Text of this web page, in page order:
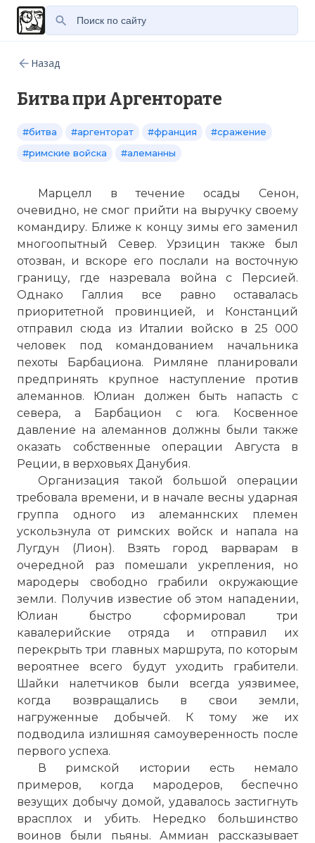
Назад
Битва при Аргенторате
#битва #аргенторат #франция
#сражение
#римские войска
#алеманны
Марцелл в течение осады Сенон,
очевидно, не смог прийти на выручку своему
командиру. Ближе к концу зимы его заменил
многоопытный Север. Урзицин также был
отозван, и вскоре его послали на восточную
границу, где назревала война с Персией.
Однако Галлия все равно оставалась
приоритетной провинцией, и Констанций
отправил сюда из Италии войско в 25 000
человек под командованием начальника
пехоты Барбациона. Римляне планировали
предпринять крупное наступление против
алеманнов. Юлиан должен быть напасть с
севера, а Барбацион с юга. Косвенное
давление на алеманнов должны были также
оказать собственные операции Августа в
Реции, в верховьях Данубия.
Организация такой большой операции
требовала времени, и в начале весны ударная
группа одного из алеманнских племен
ускользнула от римских войск и напала на
Лугдун (Лион). Взять город варварам в
очередной раз помешали укрепления, но
мародеры свободно грабили окружающие
земли. Получив известие об этом нападении,
Юлиан быстро сформировал три
кавалерийские отряда и отправил их
перекрыть три главных маршрута, по которым
вероятнее всего будут уходить грабители.
Шайки налетчиков были всегда уязвимее,
когда возвращались в свои земли,
нагруженные добычей. К тому же их
подводила излишняя самоуверенность после
первого успеха.
В римской истории есть немало
примеров, когда мародеров, беспечно
везущих добычу домой, удавалось застигнуть
врасплох и убить. Нередко большинство
воинов были пьяны. Аммиан рассказывает